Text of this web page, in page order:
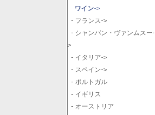
ワイン->
- フランス->
- シャンパン・ヴァンムスー-
>
- イタリア->
- スペイン->
- ポルトガル
- イギリス
- オーストリア